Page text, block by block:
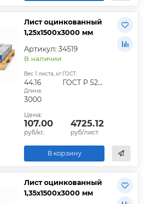
Лист оцинкованный
1,25х1500х3000 мм
Артикул: 34519
В наличии
Вес 1 листа, кг:
44.16
ГОСТ:
ГОСТ Р 52246-2016
Длина:
3000
Цена:
107.00
руб/кг.
4725.12
руб/лист
В корзину
Лист оцинкованный
1,35х1500х3000 мм